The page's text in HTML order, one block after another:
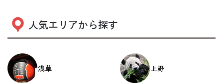
人気エリアから探す
浅草 上野